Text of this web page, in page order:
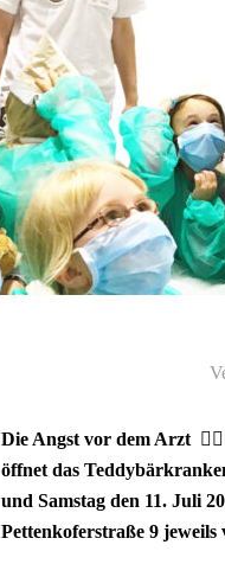
Die Angst vor dem Arzt
öffnet das
und Samstag den 11. Juli
Pettenkoferstraße 9 jeweils